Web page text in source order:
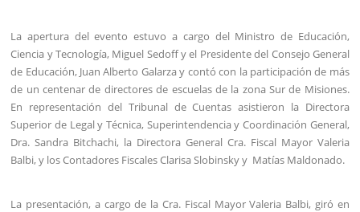
La apertura del evento estuvo a cargo del Ministro de Educación,
Ciencia y Tecnología, Miguel Sedoff y el Presidente del Consejo General
de Educación, Juan Alberto Galarza y contó con la participación de más
de un centenar de directores de escuelas de la zona Sur de Misiones.
En representación del Tribunal de Cuentas asistieron la Directora
Superior de Legal y Técnica, Superintendencia y Coordinación General,
Dra. Sandra Bitchachi, la Directora General Cra. Fiscal Mayor Valeria
Balbi, y los Contadores Fiscales Clarisa Slobinsky y Matías Maldonado.
La presentación, a cargo de la Cra. Fiscal Mayor Valeria Balbi, giró en